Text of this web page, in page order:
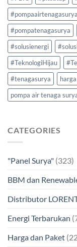
#pompaairtenagasurya
#pompatenagasurya
#solusienergi
#TeknologiHijau
#tenagasurya
pompa air tenaga
CATEGORIES
"Panel Surya" (323)
BBM dan
Distributor
Energi Terbarukan
Harga dan Paket